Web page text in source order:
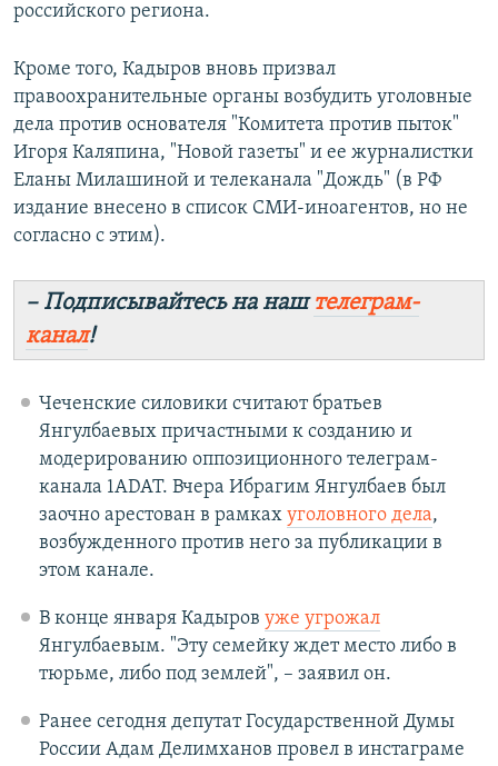
российского региона.
Кроме того, Кадыров вновь призвал
правоохранительные органы возбудить уголовные
дела против основателя "Комитета против пыток"
Игоря Каляпина, "Новой газеты" и ее журналистки
Еланы Милашиной и телеканала "Дождь" (в РФ
издание внесено в список СМИ-иноагентов, но не
согласно с этим).
– Подписывайтесь на наштелеграм-
канал!
Чеченские силовики считают братьев
Янгулбаевых причастными к созданию и
модерированию оппозиционного телеграм-
канала 1ADAT. Вчера Ибрагим Янгулбаев был
заочно арестован в рамках уголовного дела,
возбужденного против него за публикации в
этом канале.
В конце января Кадыров уже угрожал
Янгулбаевым. "Эту семейку ждет место либо в
тюрьме, либо под землей", – заявил он.
Ранее сегодня депутат Государственной Думы
России Адам Делимханов провел в инстаграме